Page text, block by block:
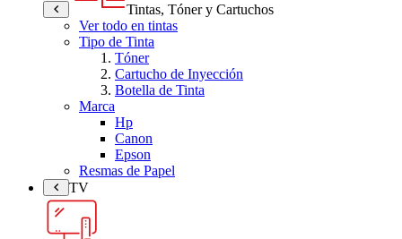
Tintas, Tóner y Cartuchos
Ver todo en tintas
Tipo de Tinta
Tóner
Cartucho de Inyección
Botella de Tinta
Marca
Hp
Canon
Epson
Resmas de Papel
TV